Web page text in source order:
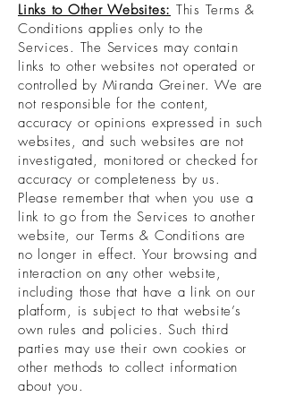
Links to Other Websites: This Terms &
Conditions applies only to the
Services. The Services may contain
links to other websites not operated or
controlled by Miranda Greiner. We are
not responsible for the content,
accuracy or opinions expressed in such
websites, and such websites are not
investigated, monitored or checked for
accuracy or completeness by us.
Please remember that when you use a
link to go from the Services to another
website, our Terms & Conditions are
no longer in effect. Your browsing and
interaction on any other website,
including those that have a link on our
platform, is subject to that website’s
own rules and policies. Such third
parties may use their own cookies or
other methods to collect information
about you.